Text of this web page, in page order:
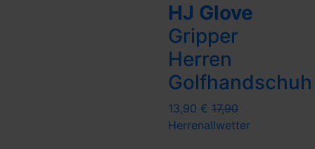
HJ Glove
Gripper
Herren
Golfhandschuh
13,90 € 17,90
Herrenallwetter